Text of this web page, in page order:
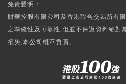
免責聲明：
財華控股有限公司及香港聯合交易所有
之準確性及可靠性,但並不保證資料絕對
損失,本公司概不負責。